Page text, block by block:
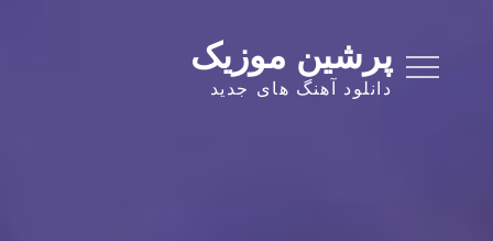
content
پرشین موزیک
دانلود آهنگ های جدید